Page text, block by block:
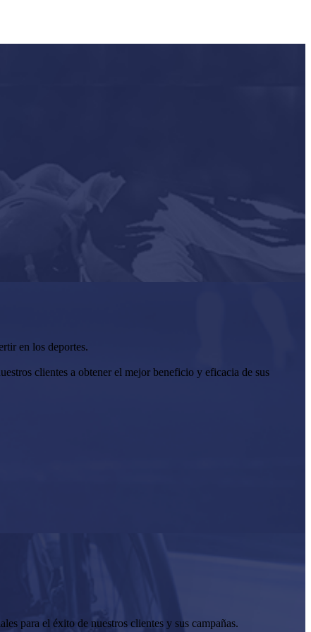
en los deportes.
clientes a obtener el mejor beneficio y eficacia de sus
para el éxito de nuestros clientes y sus campañas.